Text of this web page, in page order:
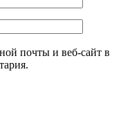
почты и веб-сайт в